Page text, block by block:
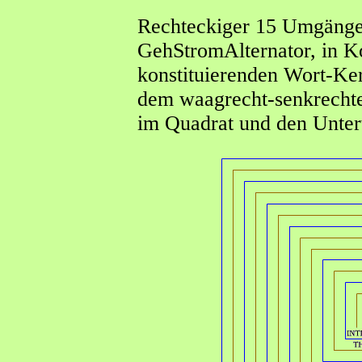
Rechteckiger 15
GehStromAlternator, in
konstituierenden Wort-
dem waagrecht-
im Quadrat und den